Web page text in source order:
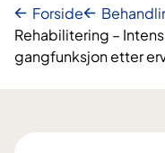
Forside
Rehabilitering –
gangfunksjon etter